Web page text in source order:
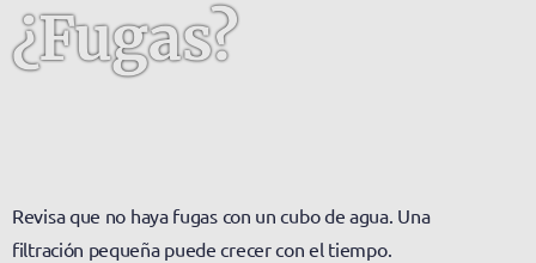
¿Fugas?
Revisa que no haya fugascon un cubo de agua. Una
filtración pequeña puede crecer con el tiempo.